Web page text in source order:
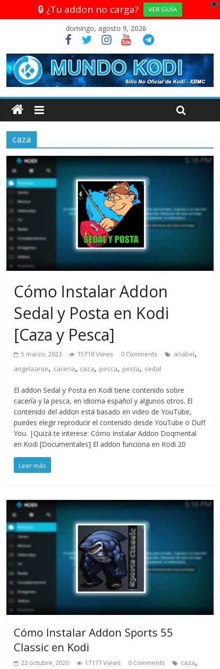
X
🔒 ¿Tu addon no carga? VER GUÍA
domingo, agosto 9, 2026
caza
Cómo Instalar Addon
Sedal y Posta en Kodi
[Caza y Pesca]
5 marzo, 2023 15718 Views 0 Comments anabel,
angelaaron, caceria, caza, pesca, pesta, sedal
El addon Sedal y Posta en Kodi tiene contenido sobre
cacería y la pesca, en idioma español y algunos otros. El
contenido del addon está basado en video de YouTube,
puedes elegir reproducir el contenido desde YouTube o Duff
You. |Quizá te interese: Cómo Instalar Addon Doqmental
en Kodi [Documentales] El addon funciona en Kodi 20
Leer más
Cómo Instalar Addon Sports 55
Classic en Kodi
22 octubre, 2020 17177 Views 0 Comments caza,